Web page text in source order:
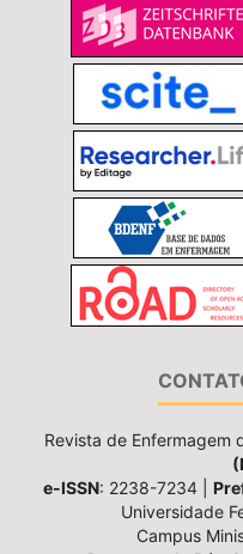
Revista de Enfermagem
e-ISSN: 2238-7234 |
Universidade
Campus